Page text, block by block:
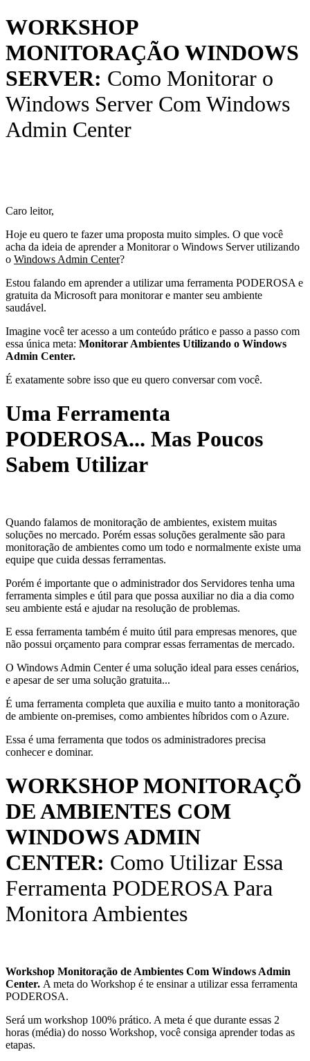
WORKSHOP
MONITORAÇÃO WINDOWS
SERVER: Como Monitorar o
Windows Server Com Windows
Admin Center
Caro leitor,
Hoje eu quero te fazer uma proposta muito simples. O que você
acha da ideia de aprender a Monitorar o Windows Server utilizando
o Windows Admin Center?
Estou falando em aprender a utilizar uma ferramenta PODEROSA e
gratuita da Microsoft para monitorar e manter seu ambiente
saudável.
Imagine você ter acesso a um conteúdo prático e passo a passo com
essa única meta: Monitorar Ambientes Utilizando o Windows
Admin Center.
É exatamente sobre isso que eu quero conversar com você.
Uma Ferramenta
PODEROSA... Mas Poucos
Sabem Utilizar
Quando falamos de monitoração de ambientes, existem muitas
soluções no mercado. Porém essas soluções geralmente são para
monitoração de ambientes como um todo e normalmente existe uma
equipe que cuida dessas ferramentas.
Porém é importante que o administrador dos Servidores tenha uma
ferramenta simples e útil para que possa auxiliar no dia a dia como
seu ambiente está e ajudar na resolução de problemas.
E essa ferramenta também é muito útil para empresas menores, que
não possui orçamento para comprar essas ferramentas de mercado.
O Windows Admin Center é uma solução ideal para esses cenários,
e apesar de ser uma solução gratuita...
É uma ferramenta completa que auxilia e muito tanto a monitoração
de ambiente on-premises, como ambientes híbridos com o Azure.
Essa é uma ferramenta que todos os administradores precisa
conhecer e dominar.
WORKSHOP MONITORAÇÕ
DE AMBIENTES COM
WINDOWS ADMIN
CENTER: Como Utilizar Essa
Ferramenta PODEROSA Para
Monitora Ambientes
Workshop Monitoração de Ambientes Com Windows Admin
Center. A meta do Workshop é te ensinar a utilizar essa ferramenta
PODEROSA.
Será um workshop 100% prático. A meta é que durante essas 2
horas (média) do nosso Workshop, você consiga aprender todas as
etapas.